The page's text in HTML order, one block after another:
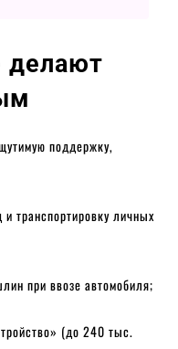
делают
поддержку,
транспортировку личных
при ввозе автомобиля;
(до 240 тыс.